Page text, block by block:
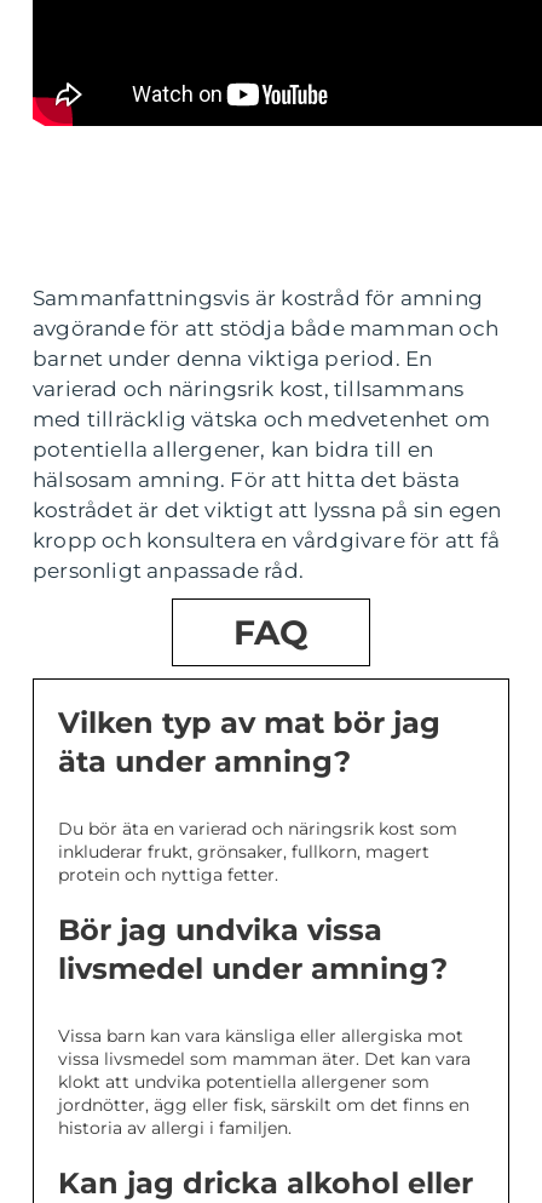
Sammanfattningsvis är kostråd för amning
avgörande för att stödja både mamman och
barnet under denna viktiga period. En
varierad och näringsrik kost, tillsammans
med tillräcklig vätska och medvetenhet om
potentiella allergener, kan bidra till en
hälsosam amning. För att hitta det bästa
kostrådet är det viktigt att lyssna på sin egen
kropp och konsultera en vårdgivare för att få
personligt anpassade råd.
FAQ
Vilken typ av mat bör jag
äta under amning?
Du bör äta en varierad och näringsrik kost som
inkluderar frukt, grönsaker, fullkorn, magert
protein och nyttiga fetter.
Bör jag undvika vissa
livsmedel under amning?
Vissa barn kan vara känsliga eller allergiska mot
vissa livsmedel som mamman äter. Det kan vara
klokt att undvika potentiella allergener som
jordnötter, ägg eller fisk, särskilt om det finns en
historia av allergi i familjen.
Kan jag dricka alkohol eller